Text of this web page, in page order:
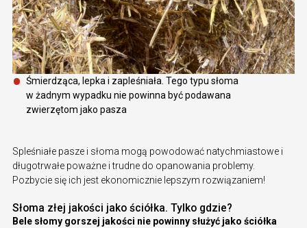
Śmierdząca, lepka i zapleśniała. Tego typu słoma
w żadnym wypadku nie powinna być podawana
zwierzętom jako pasza
Spleśniałe pasze i słoma mogą powodować natychmiastowe i
długotrwałe poważne i trudne do opanowania problemy.
Pozbycie się ich jest ekonomicznie lepszym rozwiązaniem!
Słoma złej jakości jako ściółka. Tylko gdzie?
Bele słomy gorszej jakości nie powinny służyć jako ściółka